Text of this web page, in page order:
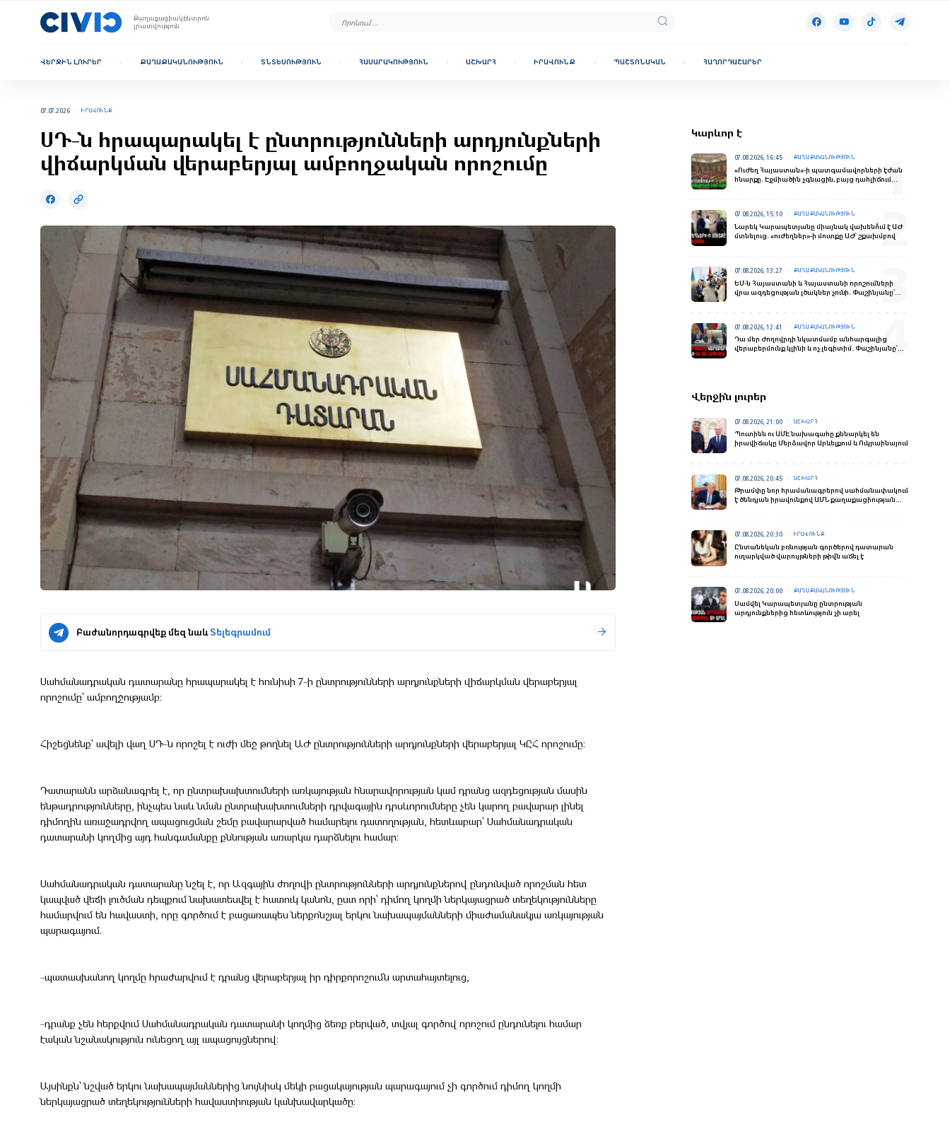
Քաղաքացիակենտրոն
լրատվություն
ՎԵՐՋԻՆ ԼՈՒՐԵՐ ՔԱՂԱՔԱԿԱՆՈՒԹՅՈՒՆ ՏՆՏԵՍՈՒԹՅՈՒՆ ՀԱՍԱՐԱԿՈՒԹՅՈՒՆ ԱՇԽԱՐՀ ԻՐԱՎՈՒՆՔ ՊԱՇՏՈՆԱԿԱՆ ՀԱՂՈՐԴԱՇԱՐԵՐ
07.07.2026 ԻՐԱՎՈՒՆՔ
ՍԴ-ն հրապարակել է ընտրությունների արդյունքների
վիճարկման վերաբերյալ ամբողջական որոշումը
Բաժանորդագրվեք մեզ նաևՏելեգրամում
Սահմանադրական դատարանը հրապարակել է հունիսի 7-ի ընտրությունների արդյունքների վիճարկման վերաբերյալ
որոշումը՝ ամբողջությամբ։
Հիշեցնենք՝ ավելի վաղ ՍԴ-ն որոշել է ուժի մեջ թողնել ԱԺ ընտրությունների արդյունքների վերաբերյալ ԿԸՀ որոշումը։
Դատարանն արձանագրել է, որ ընտրախախտուﬓերի առկայության հնարավորության կամ դրանց ազդեցության մասին
ենթադրությունները, ինչպես նաև նման ընտրախախտուﬓերի դրվագային դրսևորուﬓերը չեն կարող բավարար լինել
դիմողին առաջադրվող ապացուցման շեմը բավարարված համարելու դատողության, հետևաբար՝ Սահմանադրական
դատարանի կողﬕց այդ հանգամանքը քննության առարկա դարձնելու համար:
Սահմանադրական դատարանը նշել է, որ Ազգային ժողովի ընտրությունների արդյունքներով ընդունված որոշման հետ
կապված վեճի լուծման դեպքում նախատեսվել է հատուկ կանոն, ըստ որի՝ դիմող կողմի ներկայացրած տեղեկությունները
համարվում են հավաստի, որը գործում է բացառապես ներքոնշյալ երկու նախապայմանների միաժամանակյա առկայության
պարագայում.
-պատասխանող կողմը հրաժարվում է դրանց վերաբերյալ իր դիրքորոշումն արտահայտելուց,
-դրանք չեն հերքվում Սահմանադրական դատարանի կողմից ձեռք բերված, տվյալ գործով որոշում ընդունելու համար
էական նշանակություն ունեցող այլ ապացույցներով:
Այսինքն՝ նշված երկու նախապայմաններից նույնիսկ մեկի բացակայության պարագայում չի գործում դիմող կողմի
ներկայացրած տեղեկությունների հավաստիության կանխավարկածը:
Կարևոր է
07.08.2026, 16:45 ՔԱՂԱՔԱԿԱՆՈՒԹՅՈՒՆ
«Ուժեղ Հայաստան»-ի պատգամավորների էժան
հնարքը. Էջմիածին չգնացին, բայց դահլիճում
07.08.2026, 15:10 ՔԱՂԱՔԱԿԱՆՈՒԹՅՈՒՆ
Նարեկ Կարապետյանը միայնակ վախենո՞ւմ է ԱԺ
մտնելուց․ «ուժեղներ»-ի մուտքը ԱԺ՝ շքախմբով
07.08.2026, 13:27 ՔԱՂԱՔԱԿԱՆՈՒԹՅՈՒՆ
ԵՄ-ն Հայաստանի և Հայաստանի որոշումների
վրա ազդեցության լծակներ չունի. Փաշինյանը՝
07.08.2026, 12:41 ՔԱՂԱՔԱԿԱՆՈՒԹՅՈՒՆ
Դա մեր ժողովրդի նկատմամբ անհարգալից
վերաբերմունք կլինի և ոչ լեգիտիմ․ Փաշինյանը՝
Վերջին լուրեր
07.08.2026, 21:00 ԱՇԽԱՐՀ
Պուտինն ու ԱՄԷ նախագահը քննարկել են
իրավիճակը Մերձավոր Արևելքում և Ուկրաինայում
07.08.2026, 20:45 ԱՇԽԱՐՀ
Թրամփը նոր հրամանագրերով սահմանափակում
է ծննդյան իրավունքով ԱՄՆ քաղաքացիության
07.08.2026, 20:30 ԻՐԱՎՈՒՆՔ
Ընտանեկան բռնության գործերով դատարան
ուղարկված վարույթների թիվն աճել է
07.08.2026, 20:00 ՔԱՂԱՔԱԿԱՆՈՒԹՅՈՒՆ
Սամվել Կարապետյանը ընտրության
արդյունքներից հետևություն չի արել